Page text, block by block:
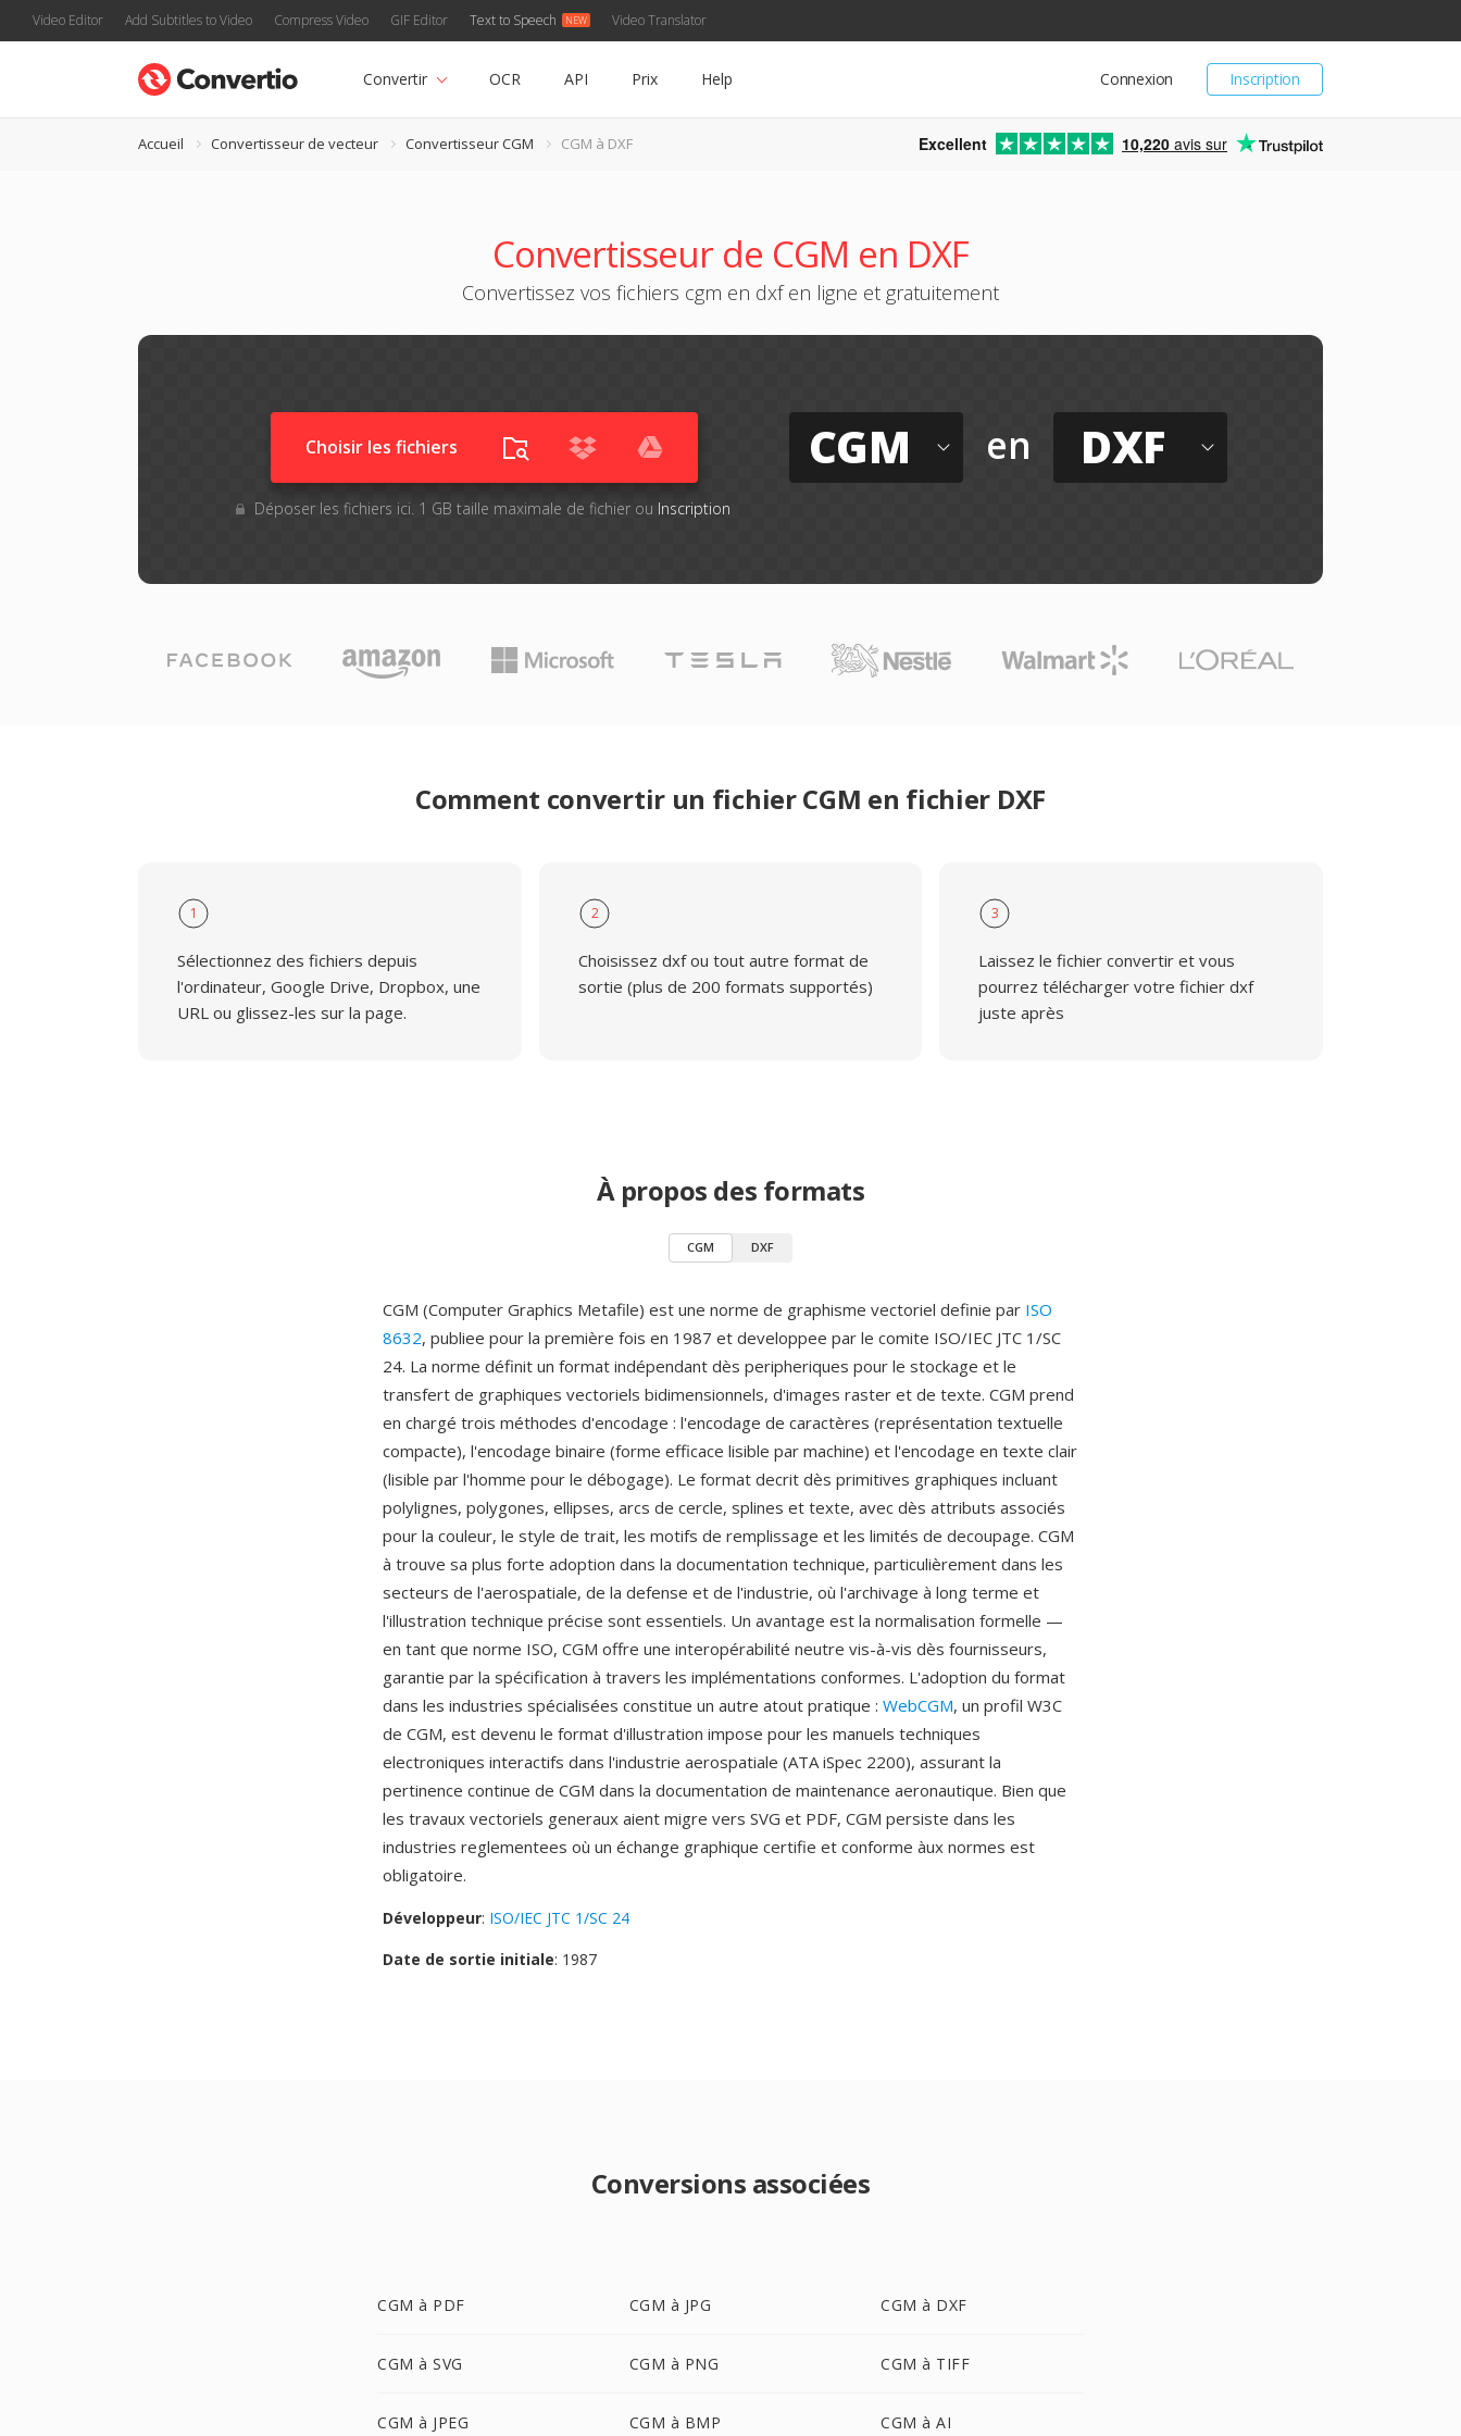
Video Editor Add Subtitles to Video Compress Video GIF Editor Text to Speech Video Translator
Inscription
Connexion
Convertir OCR API Prix Help
Accueil Convertisseur de vecteur Convertisseur CGM CGM à DXF Excellent 10,220 avis sur
Convertisseur de CGM en DXF
Convertissez vos fichiers cgm en dxf en ligne et gratuitement
Choisir les fichiers
Déposer les fichiers ici. 1 GB taille maximale de fichier ou Inscription
CGM en DXF
Comment convertir un fichier CGM en fichier DXF
1
Sélectionnez des fichiers depuis
l'ordinateur, Google Drive, Dropbox, une
URL ou glissez-les sur la page.
2
Choisissez dxf ou tout autre format de
sortie (plus de 200 formats supportés)
3
Laissez le fichier convertir et vous
pourrez télécharger votre fichier dxf
juste après
À propos des formats
CGM DXF
CGM (Computer Graphics Metafile) est une norme de graphisme vectoriel definie par ISO
8632, publiee pour la première fois en 1987 et developpee par le comite ISO/IEC JTC 1/SC
24. La norme définit un format indépendant dès peripheriques pour le stockage et le
transfert de graphiques vectoriels bidimensionnels, d'images raster et de texte. CGM prend
en chargé trois méthodes d'encodage : l'encodage de caractères (représentation textuelle
compacte), l'encodage binaire (forme efficace lisible par machine) et l'encodage en texte clair
(lisible par l'homme pour le débogage). Le format decrit dès primitives graphiques incluant
polylignes, polygones, ellipses, arcs de cercle, splines et texte, avec dès attributs associés
pour la couleur, le style de trait, les motifs de remplissage et les limités de decoupage. CGM
à trouve sa plus forte adoption dans la documentation technique, particulièrement dans les
secteurs de l'aerospatiale, de la defense et de l'industrie, où l'archivage à long terme et
l'illustration technique précise sont essentiels. Un avantage est la normalisation formelle —
en tant que norme ISO, CGM offre une interopérabilité neutre vis-à-vis dès fournisseurs,
garantie par la spécification à travers les implémentations conformes. L'adoption du format
dans les industries spécialisées constitue un autre atout pratique : WebCGM, un profil W3C
de CGM, est devenu le format d'illustration impose pour les manuels techniques
electroniques interactifs dans l'industrie aerospatiale (ATA iSpec 2200), assurant la
pertinence continue de CGM dans la documentation de maintenance aeronautique. Bien que
les travaux vectoriels generaux aient migre vers SVG et PDF, CGM persiste dans les
industries reglementees où un échange graphique certifie et conforme àux normes est
obligatoire.
Développeur: ISO/IEC JTC 1/SC 24
Date de sortie initiale: 1987
Conversions associées
CGM à PDF CGM à JPG CGM à DXF
CGM à SVG CGM à PNG CGM à TIFF
CGM à JPEG CGM à BMP CGM à AI